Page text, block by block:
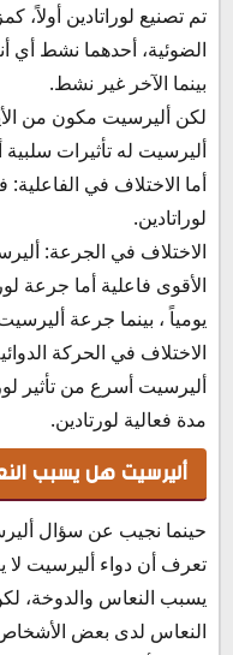
تم تصنيع لوراتادين أولاً،
الضوئية، أحدهما نشط أي
بينما الآخر غير نشط.
لكن أليرسيت مكون من
أليرسيت له تأثيرات
أما الاختلاف في
لوراتادين.
الاختلاف في الجرعة:
يومياً ، بينما جرعة أليرسيت المعتادة: 5
الاختلاف في الحركة
أليرسيت أسرع من تأثير
مدة فعالية لورتادين.
أليرسيت هل يسبب
حينما نجيب عن سؤال
تعرف أن دواء أليرسيت لا
يسبب النعاس والدوخة،
النعاس لدى بعض الأشخاص.